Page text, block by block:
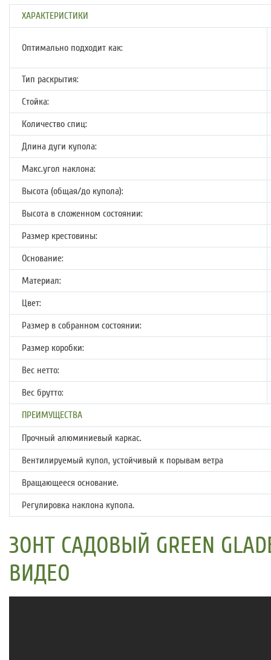
ХАРАКТЕРИСТИКИ
Оптимально подходит как:
Тип раскрытия:
Стойка:
Количество спиц:
Длина дуги купола:
Макс.угол наклона:
Высота (общая/до купола):
Высота в сложенном состоянии:
Размер крестовины:
Основание:
Материал:
Цвет:
Размер в собранном состоянии:
Размер коробки:
Вес нетто:
Вес брутто:
ПРЕИМУЩЕСТВА
Прочный алюминиевый каркас.
Вентилируемый купол, устойчивый к порывам ветра
Вращающееся основание.
Регулировка наклона купола.
ЗОНТ САДОВЫЙ GREEN
ВИДЕО